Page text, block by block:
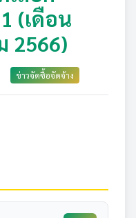
(เดือน
2566)
ข่าวจัดซื้อจัดจ้าง